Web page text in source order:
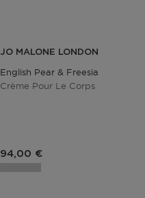
JO MALONE LONDON
English Pear & Freesia
Crème Pour Le Corps
94,00 €